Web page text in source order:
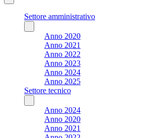
Settore amministrativo
Anno 2020
Anno 2021
Anno 2022
Anno 2023
Anno 2024
Anno 2025
Settore tecnico
Anno 2024
Anno 2020
Anno 2021